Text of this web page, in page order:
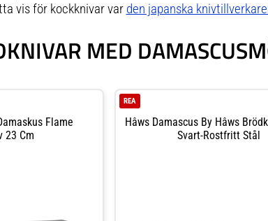
vis för kockknivar var den japanska
MED
Flame
23 Cm
Hâws Damascus By Hâws
Svart-Rostfritt Stål
REA